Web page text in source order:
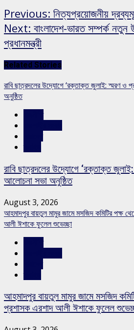
Previous: নিত্যপ্রয়োজনীয়
Next: বাংলাদেশ-ভারত সম্পর্ক নতুন
প্রধানমন্ত্রী
Related Stories
রাবি ছাত্রদলের উদ্যোগে ‘রক্তাক্ত জুলাই: স্মরণ ও
অনুষ্ঠিত
রাবি ছাত্রদলের উদ্যোগে ‘রক্তাক্ত
আলোচনা সভা অনুষ্ঠিত
August 3, 2026
আহমাদপুর বায়তুল মামুর জামে মসজিদ কমিটির পক্ষ
আলী ঈশাকে ফুলেল শুভেচ্ছা
আহমাদপুর বায়তুল মামুর জামে মসজিদ
প্রশাসক এরশাদ আলী ঈশাকে ফুলেল